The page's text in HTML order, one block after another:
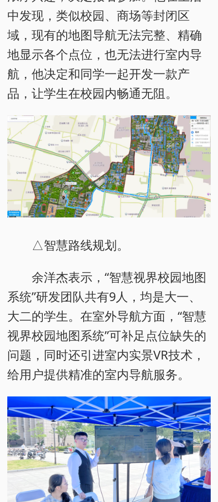
中发现，类似校园、商场等封闭区
域，现有的地图导航无法完整、精确
地显示各个点位，也无法进行室内导
航，他决定和同学一起开发一款产
品，让学生在校园内畅通无阻。
△智慧路线规划。
余洋杰表示，“智慧视界校园地图
系统”研发团队共有9人，均是大一、
大二的学生。在室外导航方面，“智慧
视界校园地图系统”可补足点位缺失的
问题，同时还引进室内实景VR技术，
给用户提供精准的室内导航服务。